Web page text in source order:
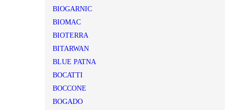
BIOGARNIC
BIOMAC
BIOTERRA
BITARWAN
BLUE PATNA
BOCATTI
BOCCONE
BOGADO